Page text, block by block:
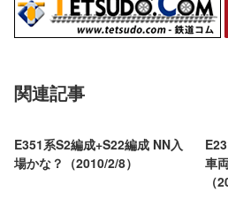
関連記事
E351系S2編成+S22編成 NN入
場かな？（2010/2/8）
車
（